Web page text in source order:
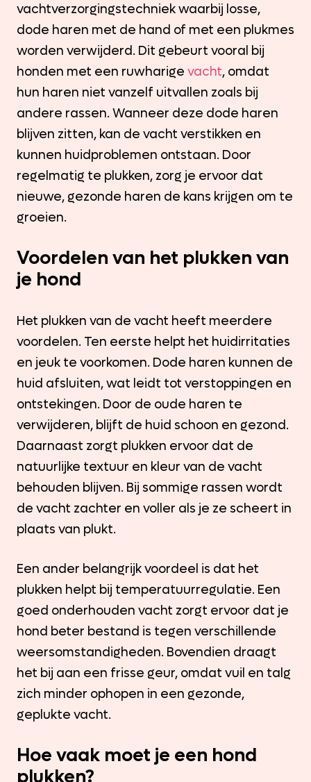
vachtverzorgingstechniek waarbij losse,
dode haren met de hand of met een plukmes
worden verwijderd. Dit gebeurt vooral bij
honden met een ruwharige vacht, omdat
hun haren niet vanzelf uitvallen zoals bij
andere rassen. Wanneer deze dode haren
blijven zitten, kan de vacht verstikken en
kunnen huidproblemen ontstaan. Door
regelmatig te plukken, zorg je ervoor dat
nieuwe, gezonde haren de kans krijgen om te
groeien.
Voordelen van het plukken van
je hond
Het plukken van de vacht heeft meerdere
voordelen. Ten eerste helpt het huidirritaties
en jeuk te voorkomen. Dode haren kunnen de
huid afsluiten, wat leidt tot verstoppingen en
ontstekingen. Door de oude haren te
verwijderen, blijft de huid schoon en gezond.
Daarnaast zorgt plukken ervoor dat de
natuurlijke textuur en kleur van de vacht
behouden blijven. Bij sommige rassen wordt
de vacht zachter en voller als je ze scheert in
plaats van plukt.
Een ander belangrijk voordeel is dat het
plukken helpt bij temperatuurregulatie. Een
goed onderhouden vacht zorgt ervoor dat je
hond beter bestand is tegen verschillende
weersomstandigheden. Bovendien draagt
het bij aan een frisse geur, omdat vuil en talg
zich minder ophopen in een gezonde,
geplukte vacht.
Hoe vaak moet je een hond
plukken?